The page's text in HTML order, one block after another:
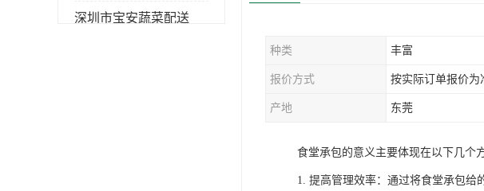
深圳市宝安蔬菜配送
种类 丰富
报价方式 按实际订单报价为
产地 东莞
食堂承包的意义主要体现在以下几个方
1. 提高管理效率：通过将食堂承包给